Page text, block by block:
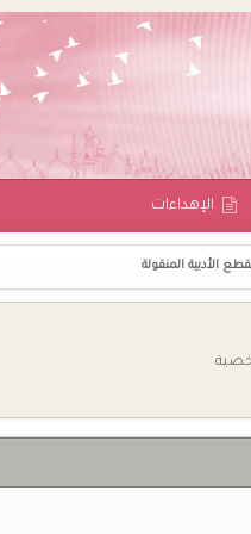
اﻹهداءات
الأدبية المنقولة